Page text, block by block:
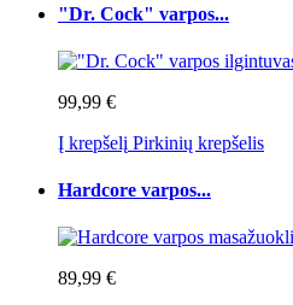
"Dr. Cock" varpos...
99,99 €
Į krepšelį Pirkinių krepšelis
Hardcore varpos...
89,99 €